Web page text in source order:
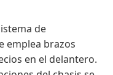
de
emplea brazos
en el delantero.